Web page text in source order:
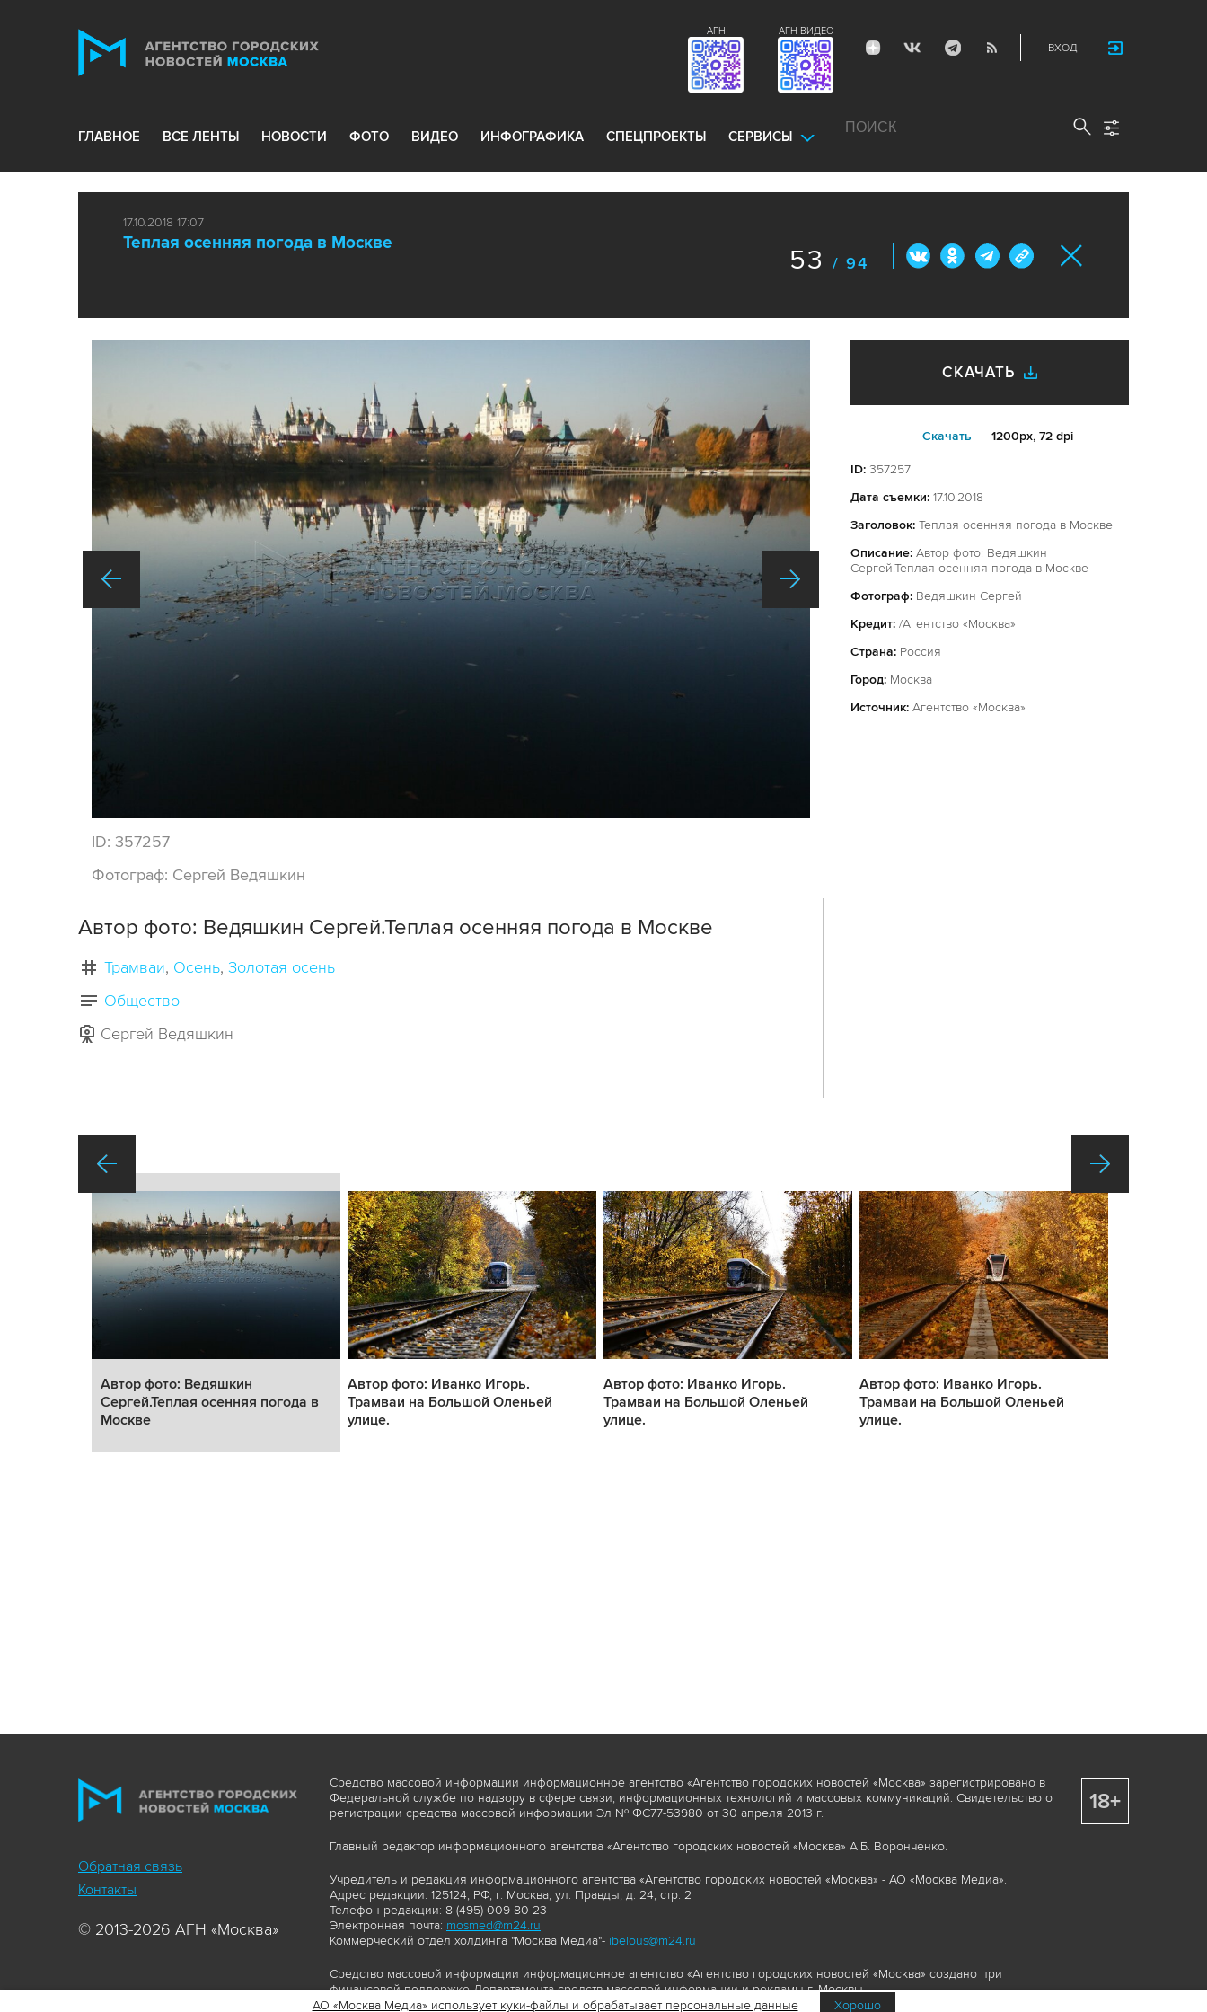
ВХОД
АГН ВИДЕО
АГН
ГЛАВНОЕ ВСЕ ЛЕНТЫ НОВОСТИ ФОТО ВИДЕО ИНФОГРАФИКА СПЕЦПРОЕКТЫ СЕРВИСЫ
17.10.2018 17:07
Теплая осенняя погода в Москве
53 / 94
ID: 357257
Фотограф: Сергей Ведяшкин
СКАЧАТЬ
Cкачать 1200px, 72 dpi
ID: 357257
Дата съемки: 17.10.2018
Заголовок: Теплая осенняя погода в Москве
Описание: Автор фото: Ведяшкин
Сергей.Теплая осенняя погода в Москве
Фотограф: Ведяшкин Сергей
Кредит: /Агентство «Москва»
Страна: Россия
Город: Москва
Источник: Агентство «Москва»
Автор фото: Ведяшкин Сергей.Теплая осенняя погода в Москве
Трамваи Осень Золотая осень
Общество
Сергей Ведяшкин
Автор фото: Ведяшкин
Сергей.Теплая осенняя погода в
Москве
Автор фото: Иванко Игорь.
Трамваи на Большой Оленьей
улице.
Автор фото: Иванко Игорь.
Трамваи на Большой Оленьей
улице.
Автор фото: Иванко Игорь.
Трамваи на Большой Оленьей
улице.
Обратная связь
Контакты
© 2013-2026 АГН «Москва»
Средство массовой информации информационное агентство «Агентство городских новостей «Москва» зарегистрировано в
Федеральной службе по надзору в сфере связи, информационных технологий и массовых коммуникаций. Свидетельство о
регистрации средства массовой информации Эл № ФС77-53980 от 30 апреля 2013 г.
Главный редактор информационного агентства «Агентство городских новостей «Москва» А.Б. Воронченко.
Учредитель и редакция информационного агентства «Агентство городских новостей «Москва» - АО «Москва Медиа».
Адрес редакции: 125124, РФ, г. Москва, ул. Правды, д. 24, стр. 2
Телефон редакции: 8 (495) 009-80-23
Электронная почта: mosmed@m24.ru
Коммерческий отдел холдинга "Москва Медиа"- ibelous@m24.ru
Средство массовой информации информационное агентство «Агентство городских новостей «Москва» создано при
финансовой поддержке Департамента средств массовой информации и рекламы г. Москвы.
18+
АО «Москва Медиа» использует куки-файлы и обрабатывает персональные данные Хорошо